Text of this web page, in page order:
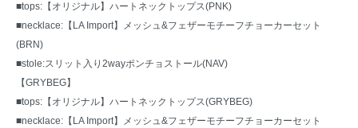
■tops: 【オリジナル】ハートネックトップス(PNK)
■necklace: 【LA Import】メッシュ&フェザーモチーフチョーカーセット
(BRN)
■stole:スリット入り2wayポンチョストール(NAV)
【GRYBEG】
■tops: 【オリジナル】ハートネックトップス(GRYBEG)
■necklace: 【LA Import】メッシュ&フェザーモチーフチョーカーセット